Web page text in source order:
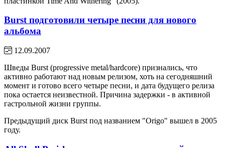
Burst подготовили четыре песни для нового
альбома
12.09.2007
Шведы Burst (progressive metal/hardcore) признались, что
активно работают над новым релизом, хоть на сегодняшний
момент и готово всего четыре песни, и дата будущего релиза
пока остается неизвестной. Причина задержки - в активной
гастрольной жизни группы.
Предыдущий диск Burst под названием "Origo" вышел в 2005
году.